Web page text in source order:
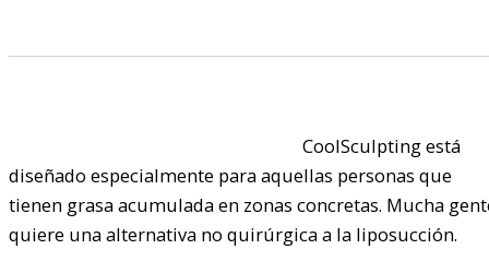
CoolSculpting está
diseñado especialmente para aquellas personas que
tienen grasa acumulada en zonas concretas. Mucha
quiere una alternativa no quirúrgica a la liposucción.